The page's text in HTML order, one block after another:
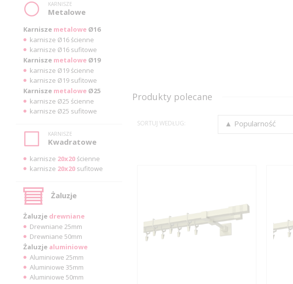
KARNISZE
Metalowe
Karnisze metalowe Ø16
karnisze Ø16 ścienne
karnisze Ø16 sufitowe
Karnisze metalowe Ø19
karnisze Ø19 ścienne
karnisze Ø19 sufitowe
Karnisze metalowe Ø25
karnisze Ø25 ścienne
karnisze Ø25 sufitowe
KARNISZE
Kwadratowe
karnisze 20x20 ścienne
karnisze 20x20 sufitowe
Żaluzje
Żaluzje drewniane
Drewniane 25mm
Drewniane 50mm
Żaluzje aluminiowe
Aluminiowe 25mm
Aluminiowe 35mm
Aluminiowe 50mm
Produkty polecane
SORTUJ WEDŁUG: